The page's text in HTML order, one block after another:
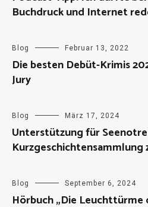
Buchdruck und Internet
Blog Februar 13, 2022
Die besten Debüt-Krimis
Jury
Blog März 17, 2024
Unterstützung für
Kurzgeschichtensammlung
Blog September 6, 2024
Hörbuch „Die Leuchttürme